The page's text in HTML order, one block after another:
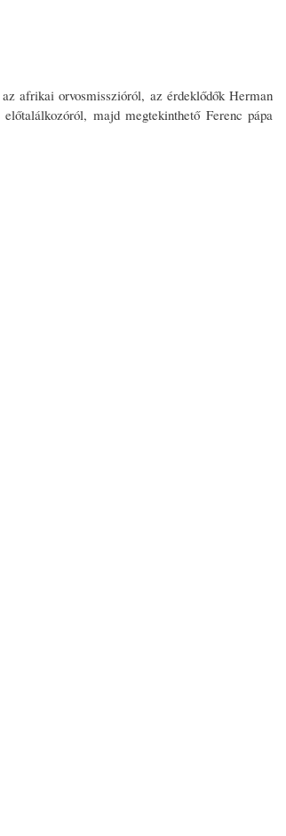
afrikai orvosmisszióról, az érdeklődők Herman
majd megtekinthető Ferenc pápa